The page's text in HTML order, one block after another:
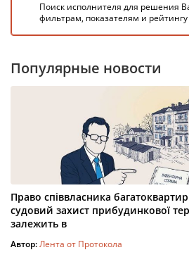
Поиск исполнителя для решения
фильтрам, показателям и рейтингу
Популярные новости
Право співвласника
судовий захист прибудинкової
залежить в
Автор:Лента от Протокола